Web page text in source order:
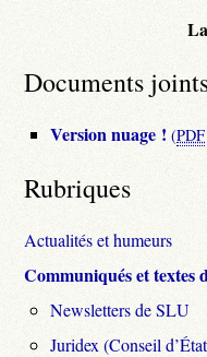
Documents
Version nuage ! (PDF
Rubriques
Actualités et humeurs
Communiqués et textes
Newsletters de SLU
Juridex (Conseil